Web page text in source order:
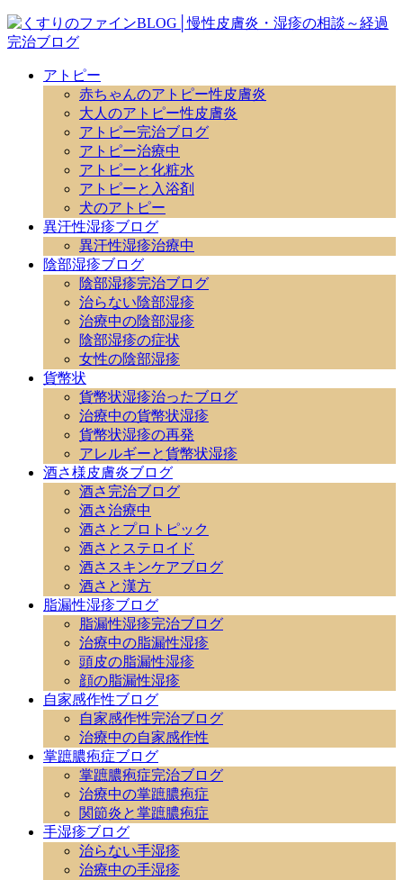
アトピー
赤ちゃんのアトピー性皮膚炎
大人のアトピー性皮膚炎
アトピー完治ブログ
アトピー治療中
アトピーと化粧水
アトピーと入浴剤
犬のアトピー
異汗性湿疹ブログ
異汗性湿疹治療中
陰部湿疹ブログ
陰部湿疹完治ブログ
治らない陰部湿疹
治療中の陰部湿疹
陰部湿疹の症状
女性の陰部湿疹
貨幣状
貨幣状湿疹治ったブログ
治療中の貨幣状湿疹
貨幣状湿疹の再発
アレルギーと貨幣状湿疹
酒さ様皮膚炎ブログ
酒さ完治ブログ
酒さ治療中
酒さとプロトピック
酒さとステロイド
酒さスキンケアブログ
酒さと漢方
脂漏性湿疹ブログ
脂漏性湿疹完治ブログ
治療中の脂漏性湿疹
頭皮の脂漏性湿疹
顔の脂漏性湿疹
自家感作性ブログ
自家感作性完治ブログ
治療中の自家感作性
掌蹠膿疱症ブログ
掌蹠膿疱症完治ブログ
治療中の掌蹠膿疱症
関節炎と掌蹠膿疱症
手湿疹ブログ
治らない手湿疹
治療中の手湿疹